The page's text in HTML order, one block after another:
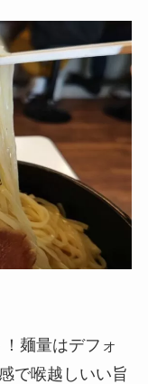
麺量はデフォ
で喉越しいい旨